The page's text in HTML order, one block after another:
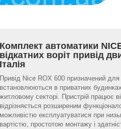
Комплект автоматики
відкатних воріт привід
Італія
Привід Nice ROX 600 призначений
встановлюються в приватних
житловому секторі. Пристрій працює
відрізняється розширеним
можливістю експлуатуватися при
вартістю, простотою монтажу і